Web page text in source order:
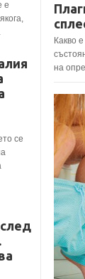
е
се
Какво
на